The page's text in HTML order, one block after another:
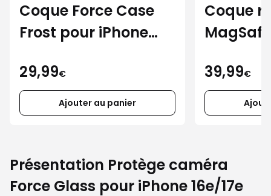
Coque Force Case
Frost pour iPhone
29,99€
Ajouter au panier
Coque
16e/17e
39,99€
Présentation Protège caméra
Force Glass pour iPhone 16e/17e